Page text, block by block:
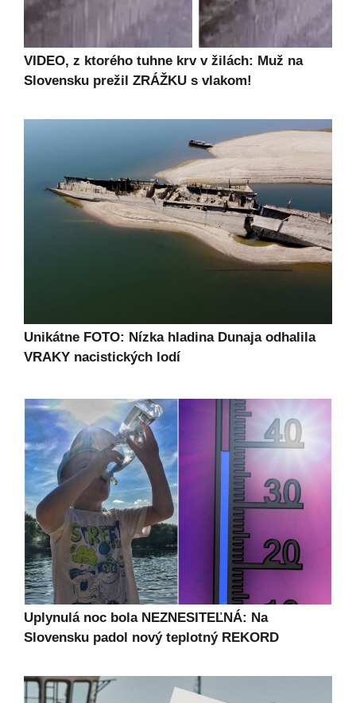
VIDEO, z ktorého tuhne krv v žilách: Muž na
Slovensku prežil ZRÁŽKU s vlakom!
Unikátne FOTO: Nízka hladina Dunaja odhalila
VRAKY nacistických lodí
Uplynulá noc bola NEZNESITEĽNÁ: Na
Slovensku padol nový teplotný REKORD